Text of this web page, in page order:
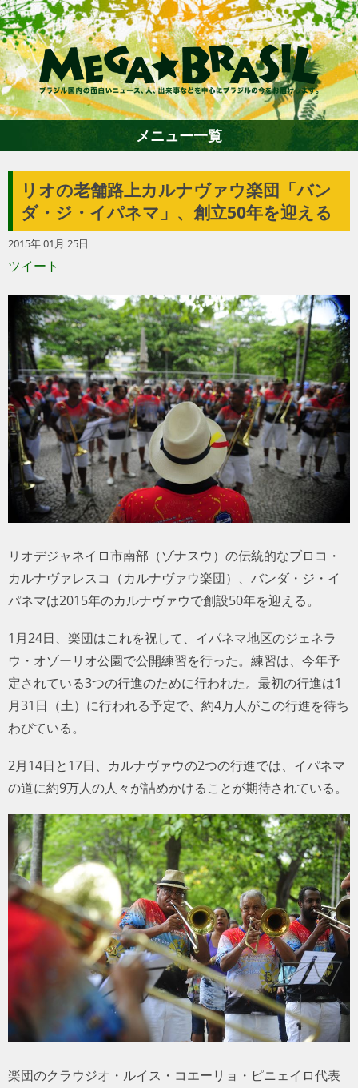
ホーム
エンターテイメント
グルメ
トラベル
サッカー
PEOPLE
ビジネス
コラム
メニュー一覧
リオの老舗路上カルナヴァウ楽団「バン
ダ・ジ・イパネマ」、創立50年を迎える
2015年 01月 25日
ツイート
リオデジャネイロ市南部（ゾナスウ）の伝統的なブロコ・
カルナヴァレスコ（カルナヴァウ楽団）、バンダ・ジ・イ
パネマは2015年のカルナヴァウで創設50年を迎える。
1月24日、楽団はこれを祝して、イパネマ地区のジェネラ
ウ・オゾーリオ公園で公開練習を行った。練習は、今年予
定されている3つの行進のために行われた。最初の行進は1
月31日（土）に行われる予定で、約4万人がこの行進を待ち
わびている。
2月14日と17日、カルナヴァウの2つの行進では、イパネマ
の道に約9万人の人々が詰めかけることが期待されている。
楽団のクラウジオ・ルイス・コエーリョ・ピニェイロ代表